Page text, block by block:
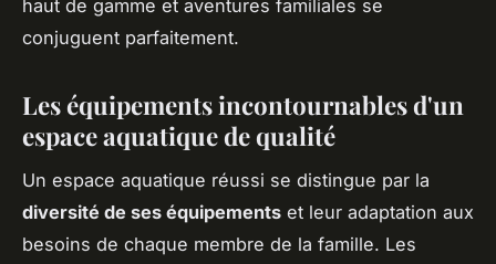
haut de gamme et aventures familiales se
conjuguent parfaitement.
Les équipements incontournables d'un
espace aquatique de qualité
Un espace aquatique réussi se distingue par la
diversité de ses équipements et leur adaptation aux
besoins de chaque membre de la famille. Les